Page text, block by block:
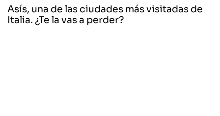
Asís, una de las ciudades más visitadas de
Italia. ¿Te la vas a perder?